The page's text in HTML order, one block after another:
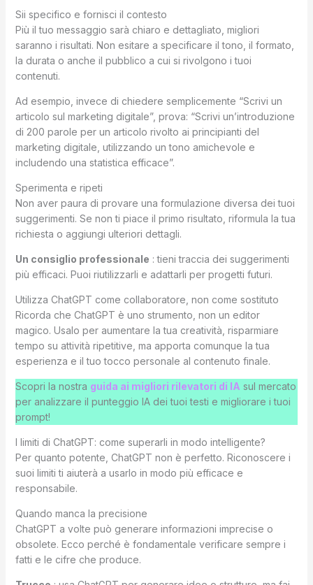
Sii specifico e fornisci il contesto
Più il tuo messaggio sarà chiaro e dettagliato, migliori
saranno i risultati. Non esitare a specificare il tono, il formato,
la durata o anche il pubblico a cui si rivolgono i tuoi
contenuti.
Ad esempio, invece di chiedere semplicemente “Scrivi un
articolo sul marketing digitale”, prova: “Scrivi un’introduzione
di 200 parole per un articolo rivolto ai principianti del
marketing digitale, utilizzando un tono amichevole e
includendo una statistica efficace”.
Sperimenta e ripeti
Non aver paura di provare una formulazione diversa dei tuoi
suggerimenti. Se non ti piace il primo risultato, riformula la tua
richiesta o aggiungi ulteriori dettagli.
Un consiglio professionale : tieni traccia dei suggerimenti
più efficaci. Puoi riutilizzarli e adattarli per progetti futuri.
Utilizza ChatGPT come collaboratore, non come sostituto
Ricorda che ChatGPT è uno strumento, non un editor
magico. Usalo per aumentare la tua creatività, risparmiare
tempo su attività ripetitive, ma apporta comunque la tua
esperienza e il tuo tocco personale al contenuto finale.
Scopri la nostra guida ai migliori rilevatori di IA sul mercato
per analizzare il punteggio IA dei tuoi testi e migliorare i tuoi
prompt!
I limiti di ChatGPT: come superarli in modo intelligente?
Per quanto potente, ChatGPT non è perfetto. Riconoscere i
suoi limiti ti aiuterà a usarlo in modo più efficace e
responsabile.
Quando manca la precisione
ChatGPT a volte può generare informazioni imprecise o
obsolete. Ecco perché è fondamentale verificare sempre i
fatti e le cifre che produce.